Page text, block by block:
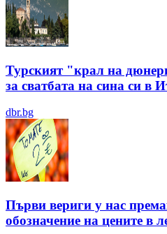
Турският "крал на
за сватбата на сина си в
dbr.bg
Първи вериги у нас
обозначение на цените в